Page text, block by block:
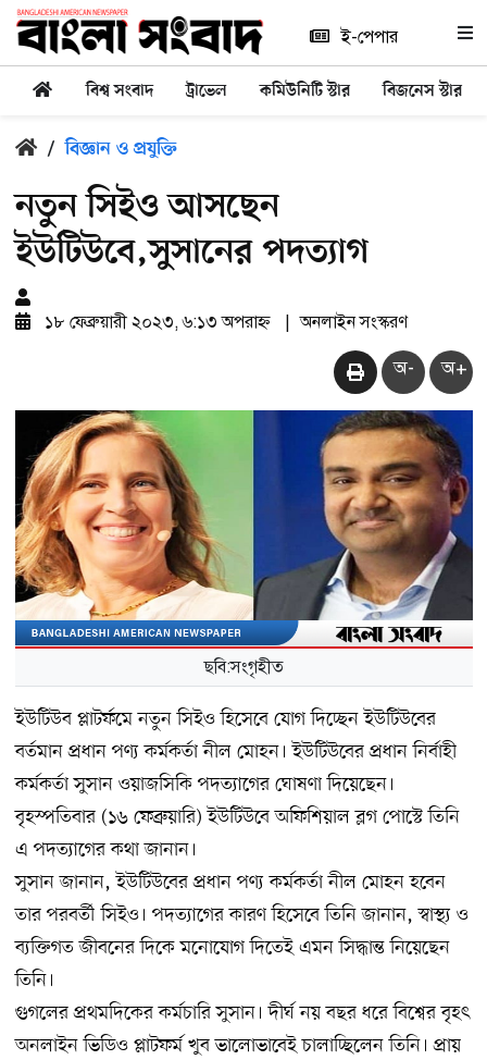
ই-পেপার
বিশ্ব সংবাদ ট্রাভেল কমিউনিটি স্টার বিজনেস স্টার
/ বিজ্ঞান ও প্রযুক্তি
নতুন সিইও আসছেন
ইউটিউবে,সুসানের পদত্যাগ
১৮ ফেব্রুয়ারী ২০২৩, ৬:১৩ অপরাহ্ন অনলাইন সংস্করণ
অ- অ+
ছবি:সংগৃহীত
ইউটিউব প্লাটর্ফমে নতুন সিইও হিসেবে যোগ দিচ্ছেন ইউটিউবের
বর্তমান প্রধান পণ্য কর্মকর্তা নীল মোহন। ইউটিউবের প্রধান নির্বাহী
কর্মকর্তা সুসান ওয়াজসিকি পদত্যাগের ঘোষণা দিয়েছেন।
বৃহস্পতিবার (১৬ ফেব্রুয়ারি) ইউটিউবে অফিশিয়াল ব্লগ পোস্টে তিনি
এ পদত্যাগের কথা জানান।
সুসান জানান, ইউটিউবের প্রধান পণ্য কর্মকর্তা নীল মোহন হবেন
তার পরবর্তী সিইও। পদত্যাগের কারণ হিসেবে তিনি জানান, স্বাস্থ্য ও
ব্যক্তিগত জীবনের দিকে মনোযোগ দিতেই এমন সিদ্ধান্ত নিয়েছেন
তিনি।
গুগলের প্রথমদিকের কর্মচারি সুসান। দীর্ঘ নয় বছর ধরে বিশ্বের বৃহৎ
অনলাইন ভিডিও প্লাটফর্ম খুব ভালোভাবেই চালাচ্ছিলেন তিনি। প্রায়